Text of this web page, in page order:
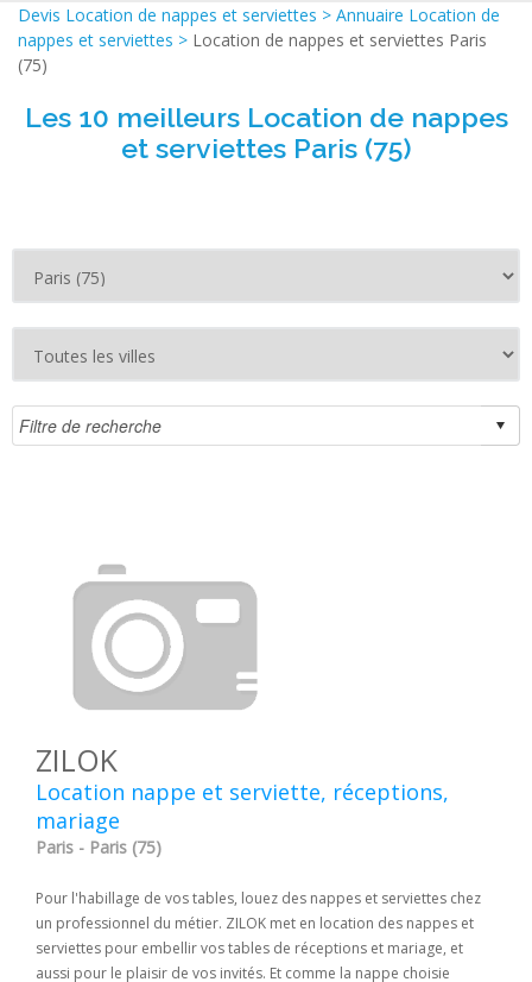
Devis Location de nappes et serviettes > Annuaire Location de
nappes et serviettes > Location de nappes et serviettes Paris
(75)
Les 10 meilleurs Location de nappes
et serviettes Paris (75)
ZILOK
Location nappe et serviette, réceptions,
mariage
Paris - Paris (75)
Pour l'habillage de vos tables, louez des nappes et serviettes chez
un professionnel du métier. ZILOK met en location des nappes et
serviettes pour embellir vos tables de réceptions et mariage, et
aussi pour le plaisir de vos invités. Et comme la nappe choisie